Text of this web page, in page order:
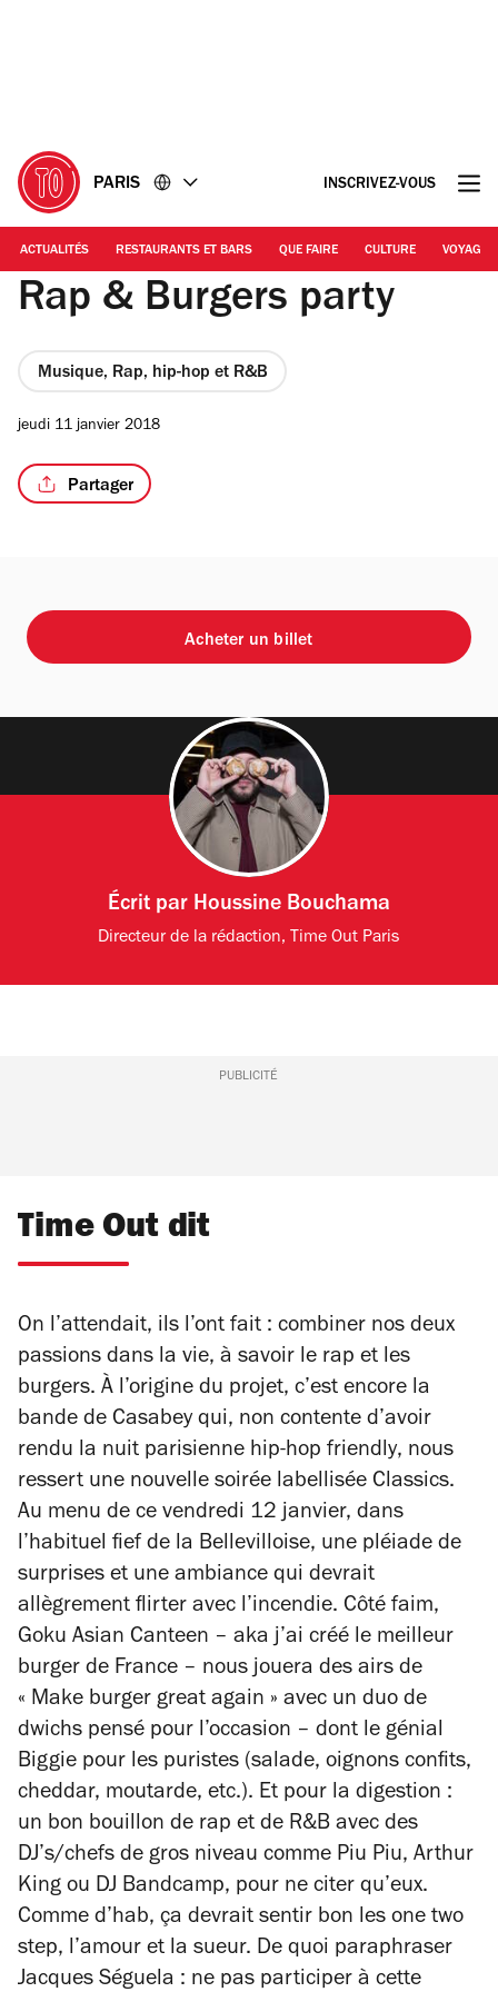
PARIS INSCRIVEZ-VOUS
ACTUALITÉS RESTAURANTS ET BARS QUE FAIRE CULTURE VOYAGE
Rap & Burgers party
Musique, Rap, hip-hop et R&B
jeudi 11 janvier 2018
Partager
Acheter un billet
Écrit par Houssine Bouchama
Directeur de la rédaction, Time Out Paris
PUBLICITÉ
Time Out dit
On l’attendait, ils l’ont fait : combiner nos deux
passions dans la vie, à savoir le rap et les
burgers. À l’origine du projet, c’est encore la
bande de Casabey qui, non contente d’avoir
rendu la nuit parisienne hip-hop friendly, nous
ressert une nouvelle soirée labellisée Classics.
Au menu de ce vendredi 12 janvier, dans
l’habituel fief de la Bellevilloise, une pléiade de
surprises et une ambiance qui devrait
allègrement flirter avec l’incendie. Côté faim,
Goku Asian Canteen – aka j’ai créé le meilleur
burger de France – nous jouera des airs de
« Make burger great again » avec un duo de
dwichs pensé pour l’occasion – dont le génial
Biggie pour les puristes (salade, oignons confits,
cheddar, moutarde, etc.). Et pour la digestion :
un bon bouillon de rap et de R&B avec des
DJ’s/chefs de gros niveau comme Piu Piu, Arthur
King ou DJ Bandcamp, pour ne citer qu’eux.
Comme d’hab, ça devrait sentir bon les one two
step, l’amour et la sueur. De quoi paraphraser
Jacques Séguela : ne pas participer à cette